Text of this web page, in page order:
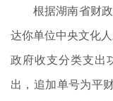
根据湖南省财政
达你单位中央文化
政府收支分类支出
出，追加单号为平